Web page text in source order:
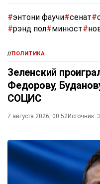
#энтони фаучи#сенат#
#рэнд пол#минюст#
//ПОЛИТИКА
Зеленский
Федорову,
СОЦИС
7 августа 2026, 00:52Источник: